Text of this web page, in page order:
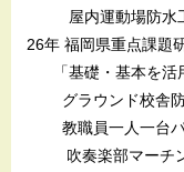
屋内運動場防水工
26年 福岡県重点課題
「基礎・基本を活
グラウンド校舎防
教職員一人一台パ
吹奏楽部マーチン